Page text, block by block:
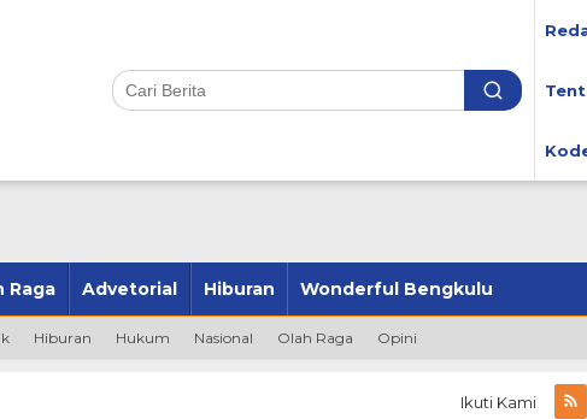
Raga Advetorial Hiburan Wonderful Bengkulu
Hiburan Hukum Nasional Olah Raga Opini
Ikuti Kami